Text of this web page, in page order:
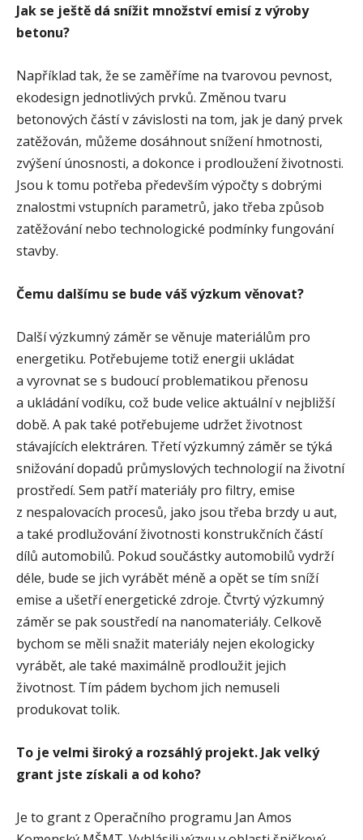
Jak se ještě dá snížit množství emisí z výroby
betonu?
Například tak, že se zaměříme na tvarovou pevnost,
ekodesign jednotlivých prvků. Změnou tvaru
betonových částí v závislosti na tom, jak je daný prvek
zatěžován, můžeme dosáhnout snížení hmotnosti,
zvýšení únosnosti, a dokonce i prodloužení životnosti.
Jsou k tomu potřeba především výpočty s dobrými
znalostmi vstupních parametrů, jako třeba způsob
zatěžování nebo technologické podmínky fungování
stavby.
Čemu dalšímu se bude váš výzkum věnovat?
Další výzkumný záměr se věnuje materiálům pro
energetiku. Potřebujeme totiž energii ukládat
a vyrovnat se s budoucí problematikou přenosu
a ukládání vodíku, což bude velice aktuální v nejbližší
době. A pak také potřebujeme udržet životnost
stávajících elektráren. Třetí výzkumný záměr se týká
snižování dopadů průmyslových technologií na životní
prostředí. Sem patří materiály pro filtry, emise
z nespalovacích procesů, jako jsou třeba brzdy u aut,
a také prodlužování životnosti konstrukčních částí
dílů automobilů. Pokud součástky automobilů vydrží
déle, bude se jich vyrábět méně a opět se tím sníží
emise a ušetří energetické zdroje. Čtvrtý výzkumný
záměr se pak soustředí na nanomateriály. Celkově
bychom se měli snažit materiály nejen ekologicky
vyrábět, ale také maximálně prodloužit jejich
životnost. Tím pádem bychom jich nemuseli
produkovat tolik.
To je velmi široký a rozsáhlý projekt. Jak velký
grant jste získali a od koho?
Je to grant z Operačního programu Jan Amos